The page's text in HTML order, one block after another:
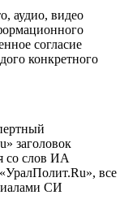
аудио, видео
согласие
конкретного
заголовок
со слов ИА
все
СИ